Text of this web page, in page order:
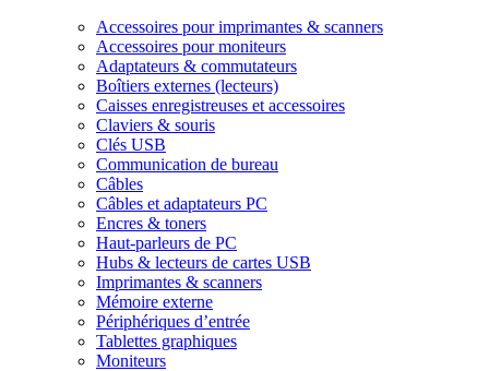
Accessoires pour imprimantes & scanners
Accessoires pour moniteurs
Adaptateurs & commutateurs
Boîtiers externes (lecteurs)
Caisses enregistreuses et accessoires
Claviers & souris
Clés USB
Communication de bureau
Câbles
Câbles et adaptateurs PC
Encres & toners
Haut-parleurs de PC
Hubs & lecteurs de cartes USB
Imprimantes & scanners
Mémoire externe
Périphériques d’entrée
Tablettes graphiques
Moniteurs